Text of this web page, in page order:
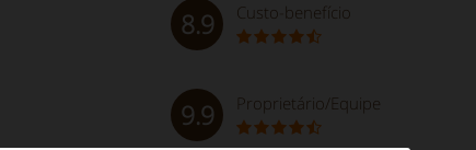
8.9 Custo-benefício
9.9 Proprietário/Equipe